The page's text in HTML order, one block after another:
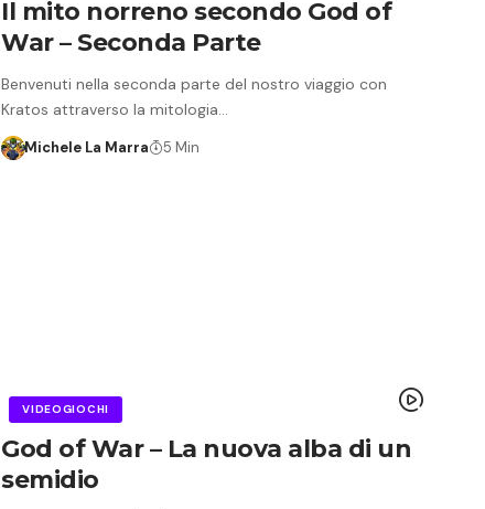
Il mito norreno secondo God of
War – Seconda Parte
Benvenuti nella seconda parte del nostro viaggio con
Kratos attraverso la mitologia…
Michele La Marra 5 Min
VIDEOGIOCHI
God of War – La nuova alba di un
semidio